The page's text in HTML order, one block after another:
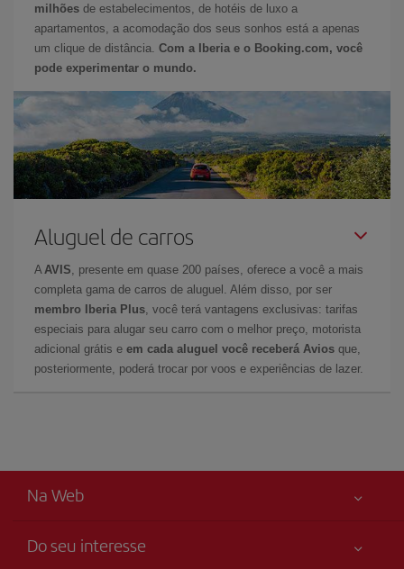
milhões de estabelecimentos, de hotéis de luxo a
apartamentos, a acomodação dos seus sonhos está a apenas
um clique de distância. Com a Iberia e o Booking.com, você
pode experimentar o mundo.
Aluguel de carros
A AVIS , presente em quase 200 países, oferece a você a mais
completa gama de carros de aluguel. Além disso, por ser
membro Iberia Plus , você terá vantagens exclusivas: tarifas
especiais para alugar seu carro com o melhor preço, motorista
adicional grátis e em cada aluguel você receberá Avios que,
posteriormente, poderá trocar por voos e experiências de lazer.
Na Web
Do seu interesse